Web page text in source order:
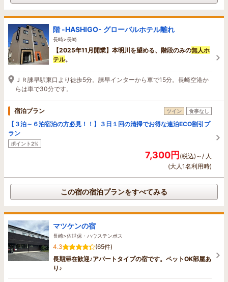
階 -HASHIGO- グローバルホテル離れ
長崎>長崎
【2025年11月開業】本明川を望める、階段のみの無人ホ
テル。
ＪＲ諫早駅東口より徒歩5分。諫早インターから車で15分。長崎空港か
らは車で30分です。
宿泊プラン ツイン 食事なし
【３泊～６泊宿泊の方必見！！】３日１回の清掃でお得な連泊ECO割引プ
ラン
ポイント2%
7,300円(税込)～/ 人
(大人1名利用時)
この宿の宿泊プランをすべてみる
マツケンの宿
長崎>佐世保・ハウステンボス
4.3
(65件)
長期滞在歓迎♪アパートタイプの宿です。ペットOK部屋あ
り♪